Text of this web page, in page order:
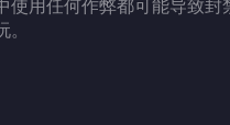
使用任何作弊都可能导致封